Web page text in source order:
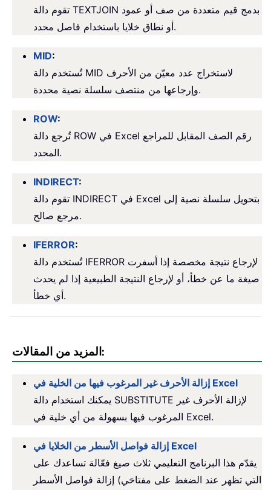
تقوم دالة TEXTJOIN بدمج قيم متعددة من صف أو عمود
أو نطاق خلايا باستخدام فاصل محدد.
MID:
تُستخدم دالة MID لاستخراج عدد معيّن من الأحرف
وإرجاعها من منتصف سلسلة نصية محددة.
ROW:
تُرجع دالة ROW في Excel رقم الصف المقابل للمراجع
المحدد.
INDIRECT:
تقوم دالة INDIRECT في Excel بتحويل سلسلة نصية إلى
مرجع صالح.
IFERROR:
تُستخدم دالة IFERROR لإرجاع نتيجة مخصصة إذا أسفرت
صيغة ما عن خطأ، أو لإرجاع النتيجة الطبيعية إذا لم يحدث
أي خطأ.
المزيد من المقالات:
إزالة الأحرف غير المرغوب فيها من الخلية في Excel
يمكنك استخدام دالة SUBSTITUTE لإزالة الأحرف غير
المرغوب فيها بسهولة من أي خلية في Excel.
إزالة فواصل الأسطر من الخلايا في Excel
يقدّم هذا البرنامج التعليمي ثلاث صيغ فعّالة تساعدك على
إزالة فواصل الأسطر (التي تظهر عند الضغط على مفتاحَي